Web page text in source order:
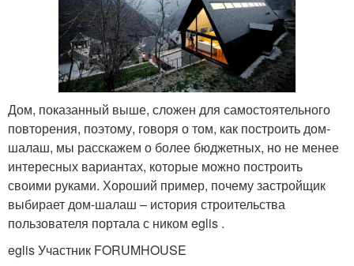
Дом, показанный выше, сложен для самостоятельного
повторения, поэтому, говоря о том, как построить дом-
шалаш, мы расскажем о более бюджетных, но не менее
интересных вариантах, которые можно построить
своими руками. Хороший пример, почему застройщик
выбирает дом-шалаш – история строительства
пользователя портала с ником eglis .
eglis Участник FORUMHOUSE